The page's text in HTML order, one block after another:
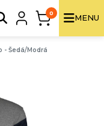
0
MENU
- Šedá/Modrá